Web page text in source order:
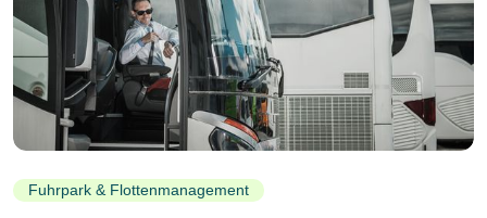
Fuhrpark & Flottenmanagement